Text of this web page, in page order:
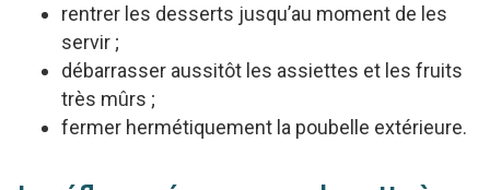
rentrer les desserts jusqu’au moment de les
servir ;
débarrasser aussitôt les assiettes et les fruits
très mûrs ;
fermer hermétiquement la poubelle extérieure.